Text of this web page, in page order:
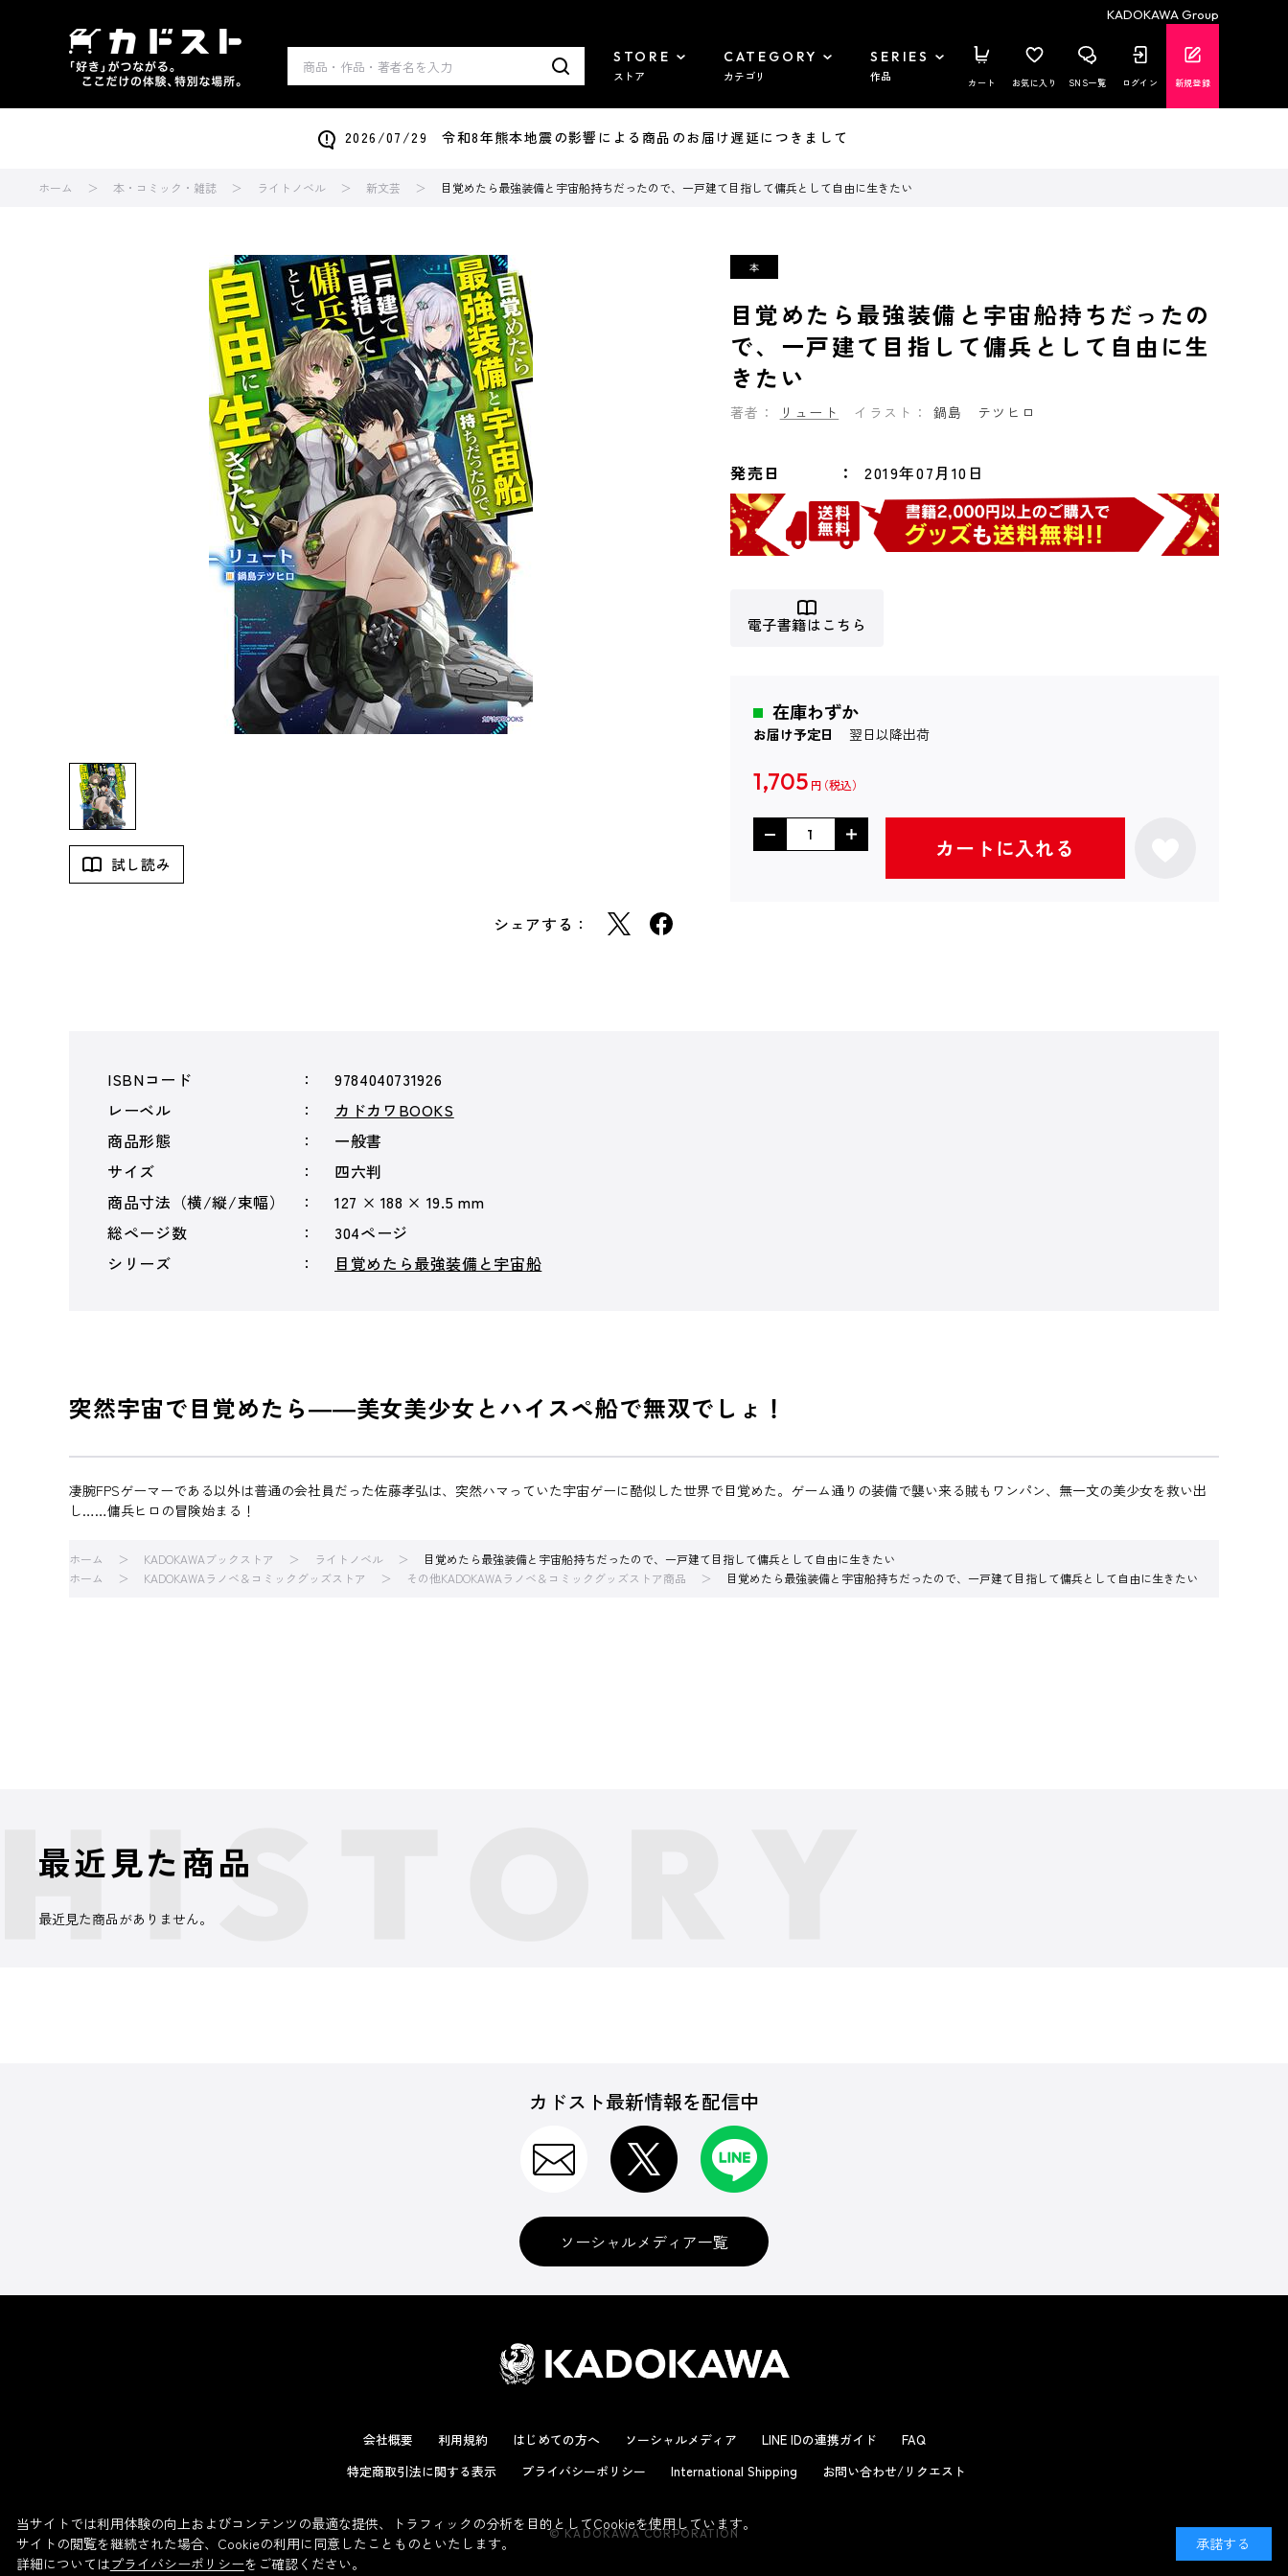
KADOKAWA Group
STORE
ストア
CATEGORY
カテゴリ
SERIES
作品 カート お気に入り SNS一覧 ログイン 新規登録
2026/07/29 令和8年熊本地震の影響による商品のお届け遅延につきまして
ホーム 本・コミック・雑誌 ライトノベル 新文芸 目覚めたら最強装備と宇宙船持ちだったので、一戸建て目指して傭兵として自由に生きたい
試し読み
シェアする：
目覚めたら最強装備と宇宙船持ちだったの
で、一戸建て目指して傭兵として自由に生
きたい
著者： リュート イラスト： 鍋島 テツヒロ
発売日 2019年07月10日
電子書籍はこちら
在庫わずか
お届け予定日 翌日以降出荷
1,705 円
カートに入れる
ISBNコード
9784040731926
レーベル
カドカワBOOKS
商品形態
一般書
サイズ
四六判
商品寸法（横/縦/束幅）
127 × 188 × 19.5 mm
総ページ数
304ページ
シリーズ
目覚めたら最強装備と宇宙船
突然宇宙で目覚めたら――美女美少女とハイスペ船で無双でしょ！
凄腕FPSゲーマーである以外は普通の会社員だった佐藤孝弘は、突然ハマっていた宇宙ゲーに酷似した世界で目覚めた。ゲーム通りの装備で襲い来る賊もワンパン、無一文の美少女を救い出
し……傭兵ヒロの冒険始まる！
ホーム KADOKAWAブックストア ライトノベル
目覚めたら最強装備と宇宙船持ちだったので、一戸建て目指して傭兵として自由に生きたい
ホーム
KADOKAWAラノベ＆コミックグッズストア その他KADOKAWAラノベ＆コミックグッズストア商品 目覚めたら最強装備と宇宙船持ちだったので、一戸建て目指して傭兵として自由に生きたい
最近見た商品
最近見た商品がありません。
カドスト最新情報を配信中
ソーシャルメディア一覧
会社概要 利用規約 はじめての方へ ソーシャルメディア LINE IDの連携ガイド
FAQ
特定商取引法に関する表示
プライバシーポリシー International Shipping お問い合わせ/リクエスト
© KADOKAWA CORPORATION
当サイトでは利用体験の向上およびコンテンツの最適な提供、トラフィックの分析を目的としてCookieを使用しています。
サイトの閲覧を継続された場合、Cookieの利用に同意したことものといたします。
詳細についてはプライバシーポリシーをご確認ください。
承諾する